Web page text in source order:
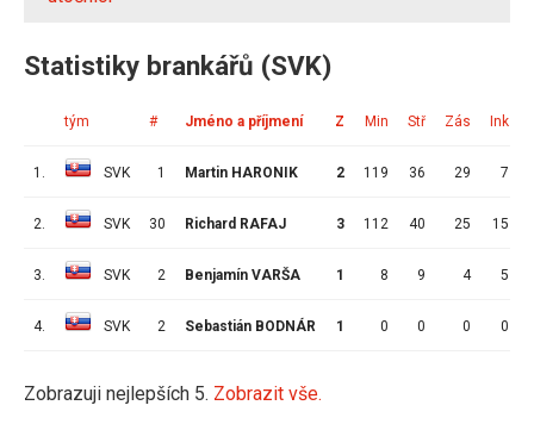
Statistiky brankářů (SVK)
tým # Jméno a příjmení Z Min Stř Zás Ink
1. SVK 1 Martin HARONIK 2 119 36 29 7
2. SVK 30 Richard RAFAJ 3 112 40 25 15
3. SVK 2 Benjamín VARŠA 1 8 9 4 5
4. SVK 2 Sebastián BODNÁR 1 0 0 0 0
Zobrazuji nejlepších 5. Zobrazit vše.